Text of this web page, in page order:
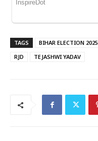
TAGS BIHAR ELECTION 2025
RJD
TEJASHWI YADAV